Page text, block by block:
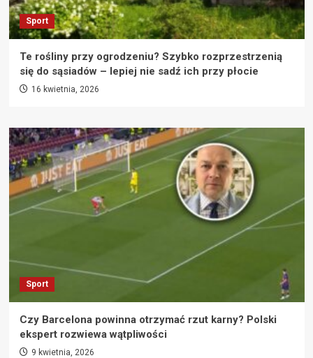
Sport
Te rośliny przy ogrodzeniu? Szybko rozprzestrzenią
się do sąsiadów – lepiej nie sadź ich przy płocie
16 kwietnia, 2026
Sport
Czy Barcelona powinna otrzymać rzut karny? Polski
ekspert rozwiewa wątpliwości
9 kwietnia, 2026